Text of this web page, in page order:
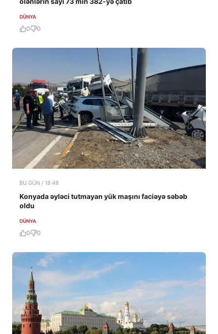
DÜNYA
0 0
BU GÜN / 18:48
Konyada əyləci tutmayan yük maşını faciəyə səbəb
oldu
DÜNYA
0 0